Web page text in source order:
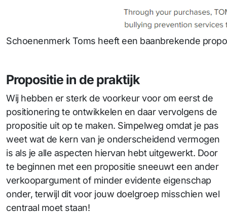
Schoenenmerk Toms heeft een baanbrekende
Propositie in de praktijk
Wij hebben er sterk de voorkeur voor om eerst de
positionering te ontwikkelen en daar vervolgens de
propositie uit op te maken. Simpelweg omdat je pas
weet wat de kern van je onderscheidend vermogen
is als je alle aspecten hiervan hebt uitgewerkt. Door
te beginnen met een propositie sneeuwt een ander
verkoopargument of minder evidente eigenschap
onder, terwijl dit voor jouw doelgroep misschien wel
centraal moet staan!